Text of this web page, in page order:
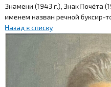
Знамени (1943 г.), Знак Почёта
именем назван речной буксир-
Назад к списку